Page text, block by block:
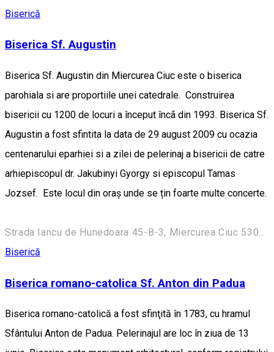
Biserică
Biserica Sf. Augustin
Biserica Sf. Augustin din Miercurea Ciuc este o biserica
parohiala si are proportiile unei catedrale. Construirea
bisericii cu 1200 de locuri a început încã din 1993. Biserica Sf.
Augustin a fost sfintita la data de 29 august 2009 cu ocazia
centenarului eparhiei si a zilei de pelerinaj a bisericii de catre
arhiepiscopul dr. Jakubinyi Gyorgy si episcopul Tamas
Jozsef. Este locul din oraș unde se țin foarte multe concerte.
Strada Iancu de Hunedoara 45-B-3, Miercurea Ciuc 530194, Romania
Biserică
Biserica romano-catolica Sf. Anton din Padua
Biserica romano-catolică a fost sfinţită în 1783, cu hramul
Sfântului Anton de Padua. Pelerinajul are loc în ziua de 13